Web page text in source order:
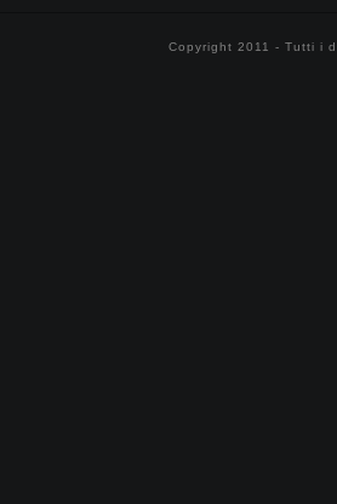
Copyright 2011 - Tutti i